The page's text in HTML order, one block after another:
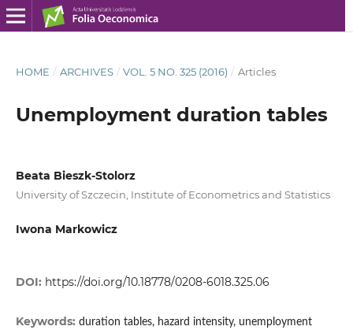
HOME / ARCHIVES / VOL. 5 NO. 325 (2016) / Articles
Unemployment duration tables
Beata Bieszk-Stolorz
University of Szczecin, Institute of Econometrics and Statistics
Iwona Markowicz
DOI: https://doi.org/10.18778/0208-6018.325.06
Keywords: duration tables, hazard intensity, unemployment